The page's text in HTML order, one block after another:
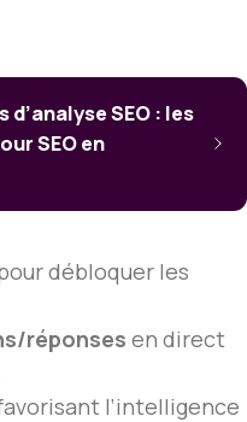
SEO : les
SEO en
débloquer les
réponses en direct
l’intelligence